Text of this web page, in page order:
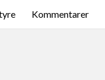
Kommentarer